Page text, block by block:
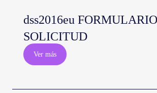
dss2016eu FORMULARIO
SOLICITUD
Ver más